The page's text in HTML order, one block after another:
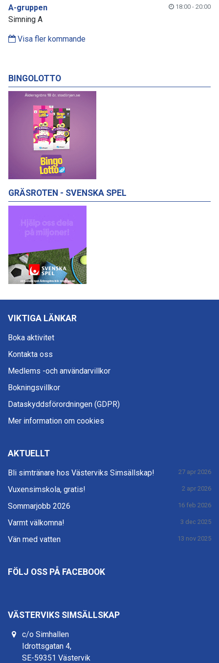
A-gruppen
18:00 - 20:00
Simning A
Visa fler kommande
BINGOLOTTO
GRÄSROTEN - SVENSKA SPEL
VIKTIGA LÄNKAR
Boka aktivitet
Kontakta oss
Medlems -och användarvillkor
Bokningsvillkor
Dataskyddsförordningen (GDPR)
Mer information om cookies
AKTUELLT
Bli simtränare hos Västerviks Simsällskap! 27 apr 2026
Vuxensimskola, gratis! 2 apr 2026
Sommarjobb 2026 16 feb 2026
Varmt välkomna! 3 dec 2025
Vän med vatten 13 nov 2025
FÖLJ OSS PÅ FACEBOOK
VÄSTERVIKS SIMSÄLLSKAP
c/o Simhallen
Idrottsgatan 4,
SE-59351 Västervik